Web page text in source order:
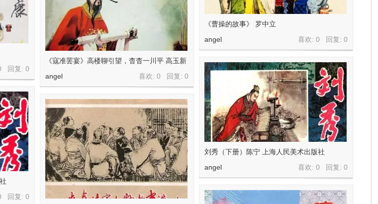
《曹操的故事》 罗中立
喜欢: 0 回复:0
angel
回复:0
《寇准罢宴》高楼聊引望，杳杳一川平 高玉新
喜欢: 0 回复:0
angel
刘秀（下册）陈宁 上海人民美术出版社
喜欢: 0 回复:0
angel
回复:0